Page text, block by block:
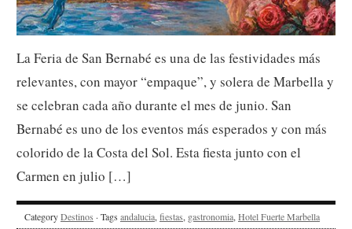
La Feria de San Bernabé es una de las festividades más
relevantes, con mayor “empaque”, y solera de Marbella y
se celebran cada año durante el mes de junio. San
Bernabé es uno de los eventos más esperados y con más
colorido de la Costa del Sol. Esta fiesta junto con el
Carmen en julio […]
CategoryDestinos · Tags andalucia, fiestas, gastronomia, Hotel Fuerte Marbella